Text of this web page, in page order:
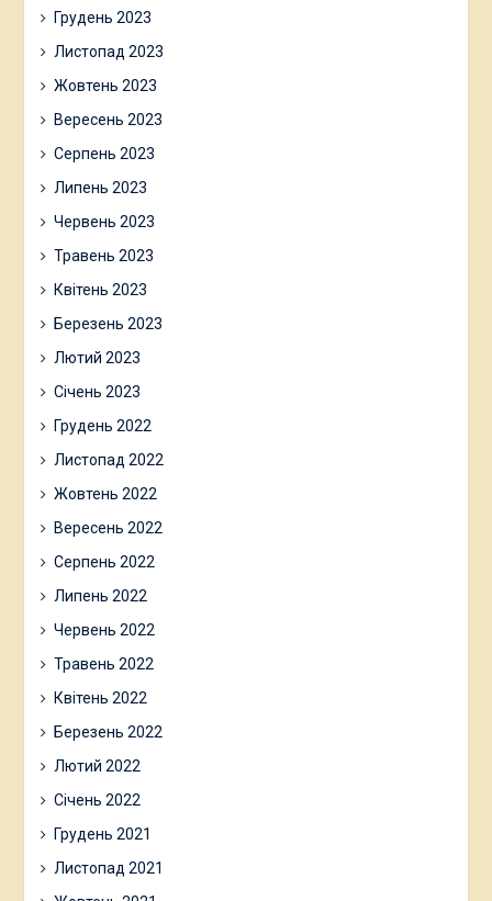
Грудень 2023
Листопад 2023
Жовтень 2023
Вересень 2023
Серпень 2023
Липень 2023
Червень 2023
Травень 2023
Квітень 2023
Березень 2023
Лютий 2023
Січень 2023
Грудень 2022
Листопад 2022
Жовтень 2022
Вересень 2022
Серпень 2022
Липень 2022
Червень 2022
Травень 2022
Квітень 2022
Березень 2022
Лютий 2022
Січень 2022
Грудень 2021
Листопад 2021